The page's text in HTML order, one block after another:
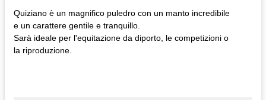
Quiziano è un magnifico puledro con un manto incredibile
e un carattere gentile e tranquillo.
Sarà ideale per l'equitazione da diporto, le competizioni o
la riproduzione.